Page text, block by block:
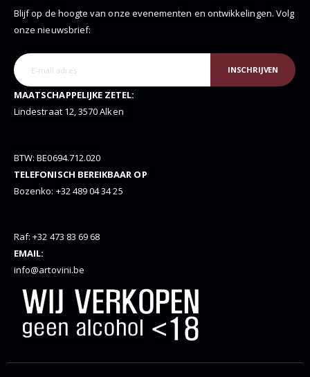
Blijf op de hoogte van onze evenementen en ontwikkelingen. Volg
onze nieuwsbrief:
INSCHRIJVEN
MAATSCHAPPELIJKE ZETEL:
Lindestraat 12, 3570 Alken
BTW: BE0694.712.020
TELEFONISCH BEREIKBAAR OP
Bozenko: +32 489 04 34 25
Raf: +32 473 83 69 68
EMAIL:
info@artovini.be